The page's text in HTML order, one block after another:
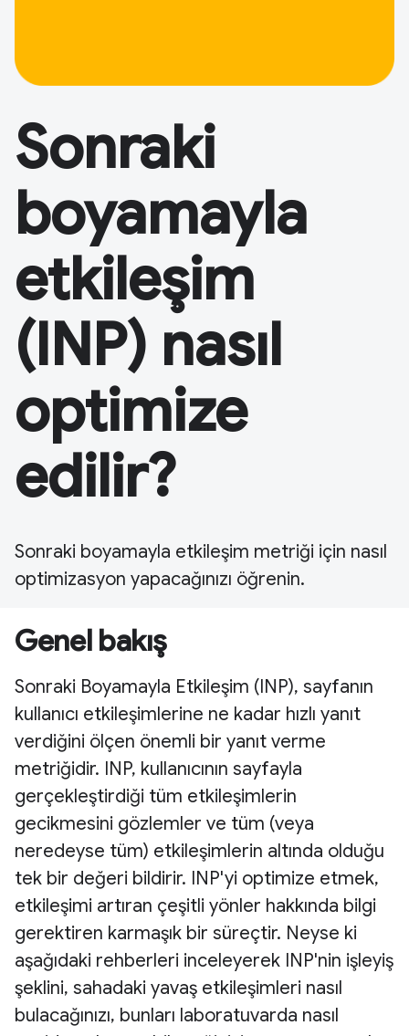
Sonraki
boyamayla
etkileşim
(INP) nasıl
optimize
edilir?
Sonraki boyamayla etkileşim metriği için nasıl
optimizasyon yapacağınızı öğrenin.
Genel bakış
Sonraki Boyamayla Etkileşim (INP), sayfanın
kullanıcı etkileşimlerine ne kadar hızlı yanıt
verdiğini ölçen önemli bir yanıt verme
metriğidir. INP, kullanıcının sayfayla
gerçekleştirdiği tüm etkileşimlerin
gecikmesini gözlemler ve tüm (veya
neredeyse tüm) etkileşimlerin altında olduğu
tek bir değeri bildirir. INP'yi optimize etmek,
etkileşimi artıran çeşitli yönler hakkında bilgi
gerektiren karmaşık bir süreçtir. Neyse ki
aşağıdaki rehberleri inceleyerek INP'nin işleyiş
şeklini, sahadaki yavaş etkileşimleri nasıl
bulacağınızı, bunları laboratuvarda nasıl